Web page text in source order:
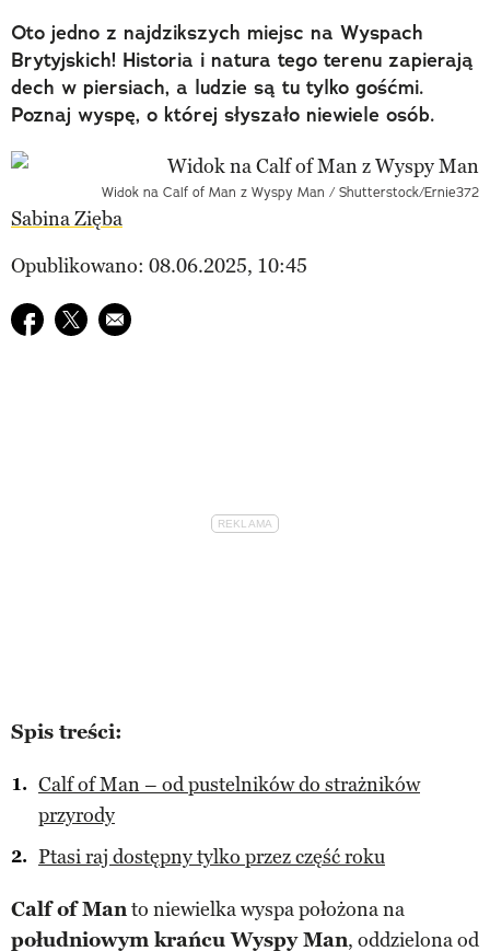
Oto jedno z najdzikszych miejsc na Wyspach
Brytyjskich! Historia i natura tego terenu zapierają
dech w piersiach, a ludzie są tu tylko gośćmi.
Poznaj wyspę, o której słyszało niewiele osób.
Widok na Calf of Man z Wyspy Man / Shutterstock/Ernie372
Sabina Zięba
Opublikowano: 08.06.2025, 10:45
Udostępnij na facebook
Udostępnij na twitter
E-mail do przyjaciela
Spis treści:
Calf of Man – od pustelników do strażników
przyrody
Ptasi raj dostępny tylko przez część roku
Calf of Manto niewielka wyspa położona na
południowym krańcu Wyspy Man, oddzielona od